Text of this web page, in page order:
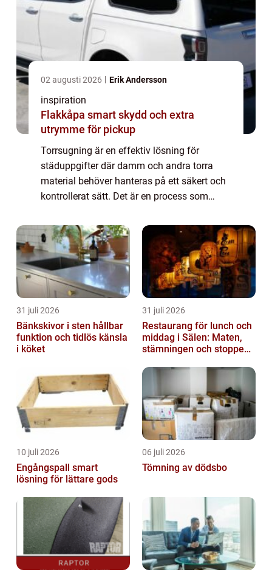
02 augusti 2026 Erik Andersson
inspiration
Flakkåpa smart skydd och extra
utrymme för pickup
Torrsugning är en effektiv lösning för
städuppgifter där damm och andra torra
material behöver hanteras på ett säkert och
kontrollerat sätt. Det är en process som
31 juli 2026
Bänkskivor i sten hållbar
funktion och tidlös känsla
i köket
31 juli 2026
Restaurang för lunch och
middag i Sälen: Maten,
stämningen och stoppen
10 juli 2026
Engångspall smart
lösning för lättare gods
06 juli 2026
Tömning av dödsbo